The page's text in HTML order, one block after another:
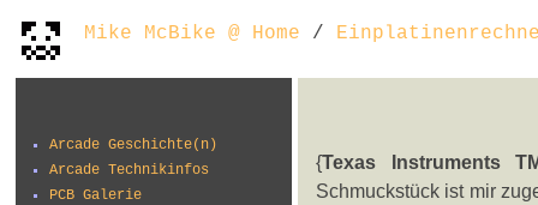
Mike McBike @ Home /
Arcade Geschichte(n)
Arcade Technikinfos
PCB Galerie
{Texas Instruments
Schmuckstück ist mir